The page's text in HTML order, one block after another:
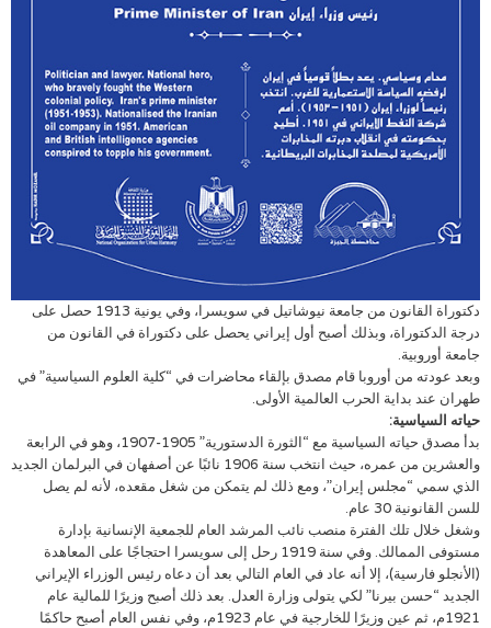
دكتوراة القانون من جامعة نيوشاتيل في سويسرا، وفي يونية 1913 حصل على
درجة الدكتوراة، وبذلك أصبح أول إيراني يحصل على دكتوراة في القانون من
جامعة أوروبية.
وبعد عودته من أوروبا قام مصدق بإلقاء محاضرات في “كلية العلوم السياسية” في
طهران عند بداية الحرب العالمية الأولى.
حياته السياسية:
بدأ مصدق حياته السياسية مع “الثورة الدستورية” 1905-1907، وهو في الرابعة
والعشرين من عمره، حيث انتخب سنة 1906 نائبًا عن أصفهان في البرلمان الجديد
الذي سمي “مجلس إيران”، ومع ذلك لم يتمكن من شغل مقعده، لأنه لم يصل
للسن القانونية 30 عام.
وشغل خلال تلك الفترة منصب نائب المرشد العام للجمعية الإنسانية بإدارة
مستوفی‌ الممالك. وفي سنة 1919 رحل إلى سويسرا احتجاجًا على المعاهدة
(الأنجلو فارسية)، إلا أنه عاد في العام التالي بعد أن دعاه رئيس الوزراء الإيراني
الجديد “حسن بيرنا” لكي يتولى وزارة العدل. بعد ذلك أصبح وزيرًا للمالية عام
1921م، ثم عين وزيرًا للخارجية في عام 1923م، وفي نفس العام أصبح حاكمًا